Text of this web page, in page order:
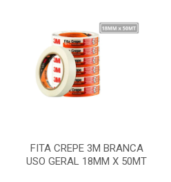
FITA CREPE 3M BRANCA
USO GERAL 18MM X 50MT